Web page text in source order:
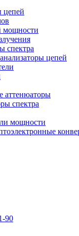
цепей
мощности
спектра
цепей
аттенюаторы
спектра
мощности
90